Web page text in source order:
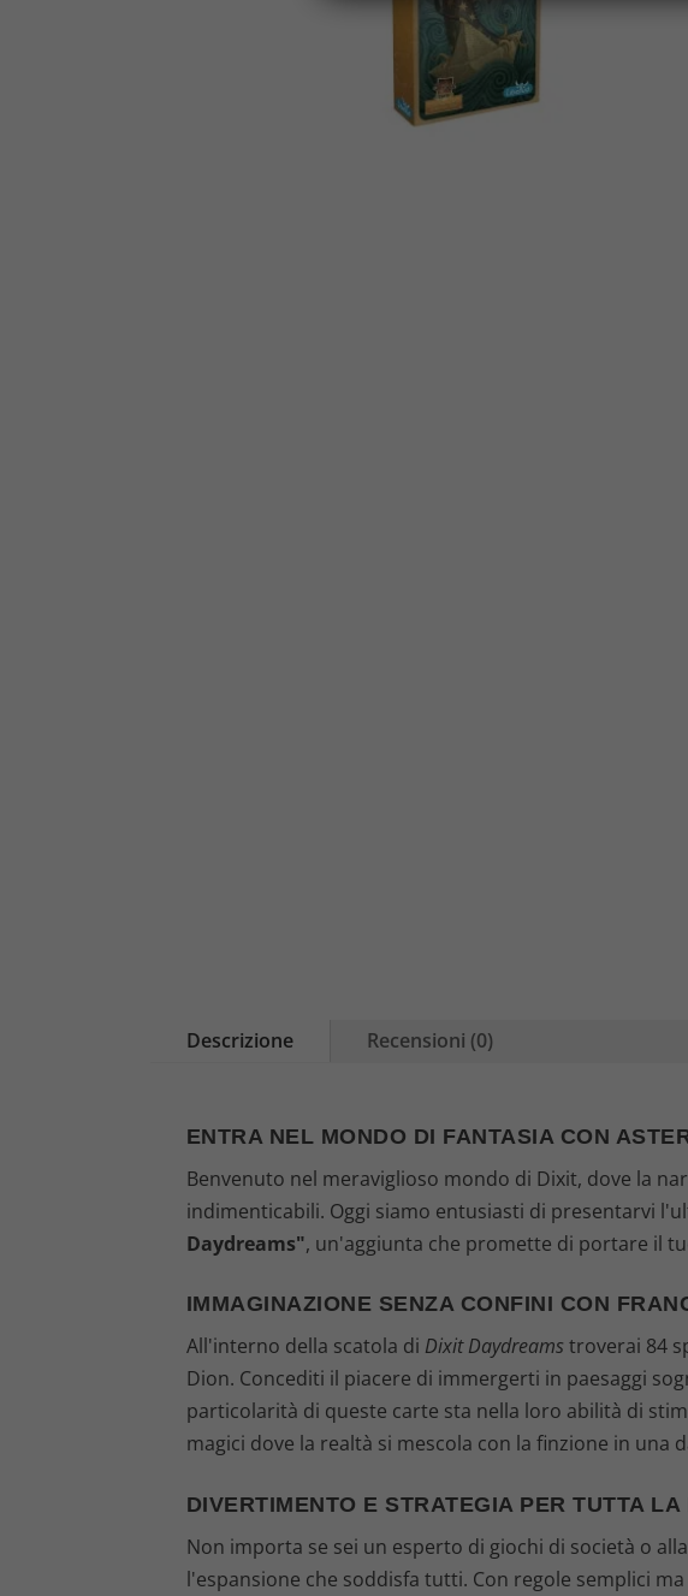
Descrizione Recensioni (0)
ENTRA NEL MONDO DI FANTASIA CON
Benvenuto nel meraviglioso mondo di Dixit, dove la
indimenticabili. Oggi siamo entusiasti di presentarvi
Daydreams", un'aggiunta che promette di portare il
IMMAGINAZIONE SENZA CONFINI CON
All'interno della scatola di Dixit Daydreams troverai 84
Dion. Concediti il piacere di immergerti in paesaggi
particolarità di queste carte sta nella loro abilità di
magici dove la realtà si mescola con la finzione in
DIVERTIMENTO E STRATEGIA PER TUTTA LA
Non importa se sei un esperto di giochi di società o
l'espansione che soddisfa tutti. Con regole semplici